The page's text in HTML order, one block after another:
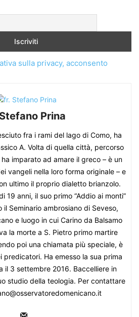
sulla privacy, acconsento
Prina
fra i rami del lago di Como, ha
A. Volta di quella città, percorso
imparato ad amare il greco – è un
vangeli nella loro forma originale – e
ultimo il proprio dialetto brianzolo.
19 anni, il suo primo “Addio ai monti”
il Seminario ambrosiano di Seveso,
e luogo in cui Carino da Balsamo
la morte a S. Pietro primo martire
poi una chiamata più speciale, è
predicatori. Ha emesso la sua prima
il 3 settembre 2016. Baccelliere in
studio della teologia. Per contattare